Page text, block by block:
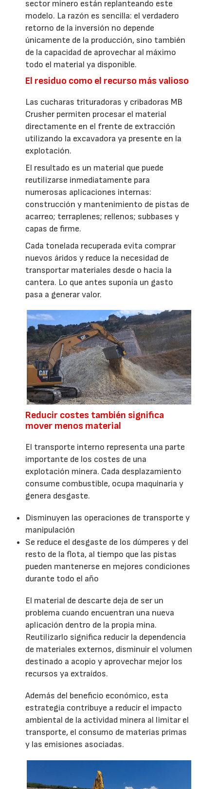
sector minero están replanteando este
modelo. La razón es sencilla: el verdadero
retorno de la inversión no depende
únicamente de la producción, sino también
de la capacidad de aprovechar al máximo
todo el material ya disponible.
El residuo como el recurso más valioso
Las cucharas trituradoras y cribadoras MB
Crusher permiten procesar el material
directamente en el frente de extracción
utilizando la excavadora ya presente en la
explotación.
El resultado es un material que puede
reutilizarse inmediatamente para
numerosas aplicaciones internas:
construcción y mantenimiento de pistas de
acarreo; terraplenes; rellenos; subbases y
capas de firme.
Cada tonelada recuperada evita comprar
nuevos áridos y reduce la necesidad de
transportar materiales desde o hacia la
cantera. Lo que antes suponía un gasto
pasa a generar valor.
Reducir costes también significa
mover menos material
El transporte interno representa una parte
importante de los costes de una
explotación minera. Cada desplazamiento
consume combustible, ocupa maquinaria y
genera desgaste.
Disminuyen las operaciones de transporte y
manipulación
Se reduce el desgaste de los dúmperes y del
resto de la flota, al tiempo que las pistas
pueden mantenerse en mejores condiciones
durante todo el año
El material de descarte deja de ser un
problema cuando encuentran una nueva
aplicación dentro de la propia mina.
Reutilizarlo significa reducir la dependencia
de materiales externos, disminuir el volumen
destinado a acopio y aprovechar mejor los
recursos ya extraídos.
Además del beneficio económico, esta
estrategia contribuye a reducir el impacto
ambiental de la actividad minera al limitar el
transporte, el consumo de materias primas
y las emisiones asociadas.